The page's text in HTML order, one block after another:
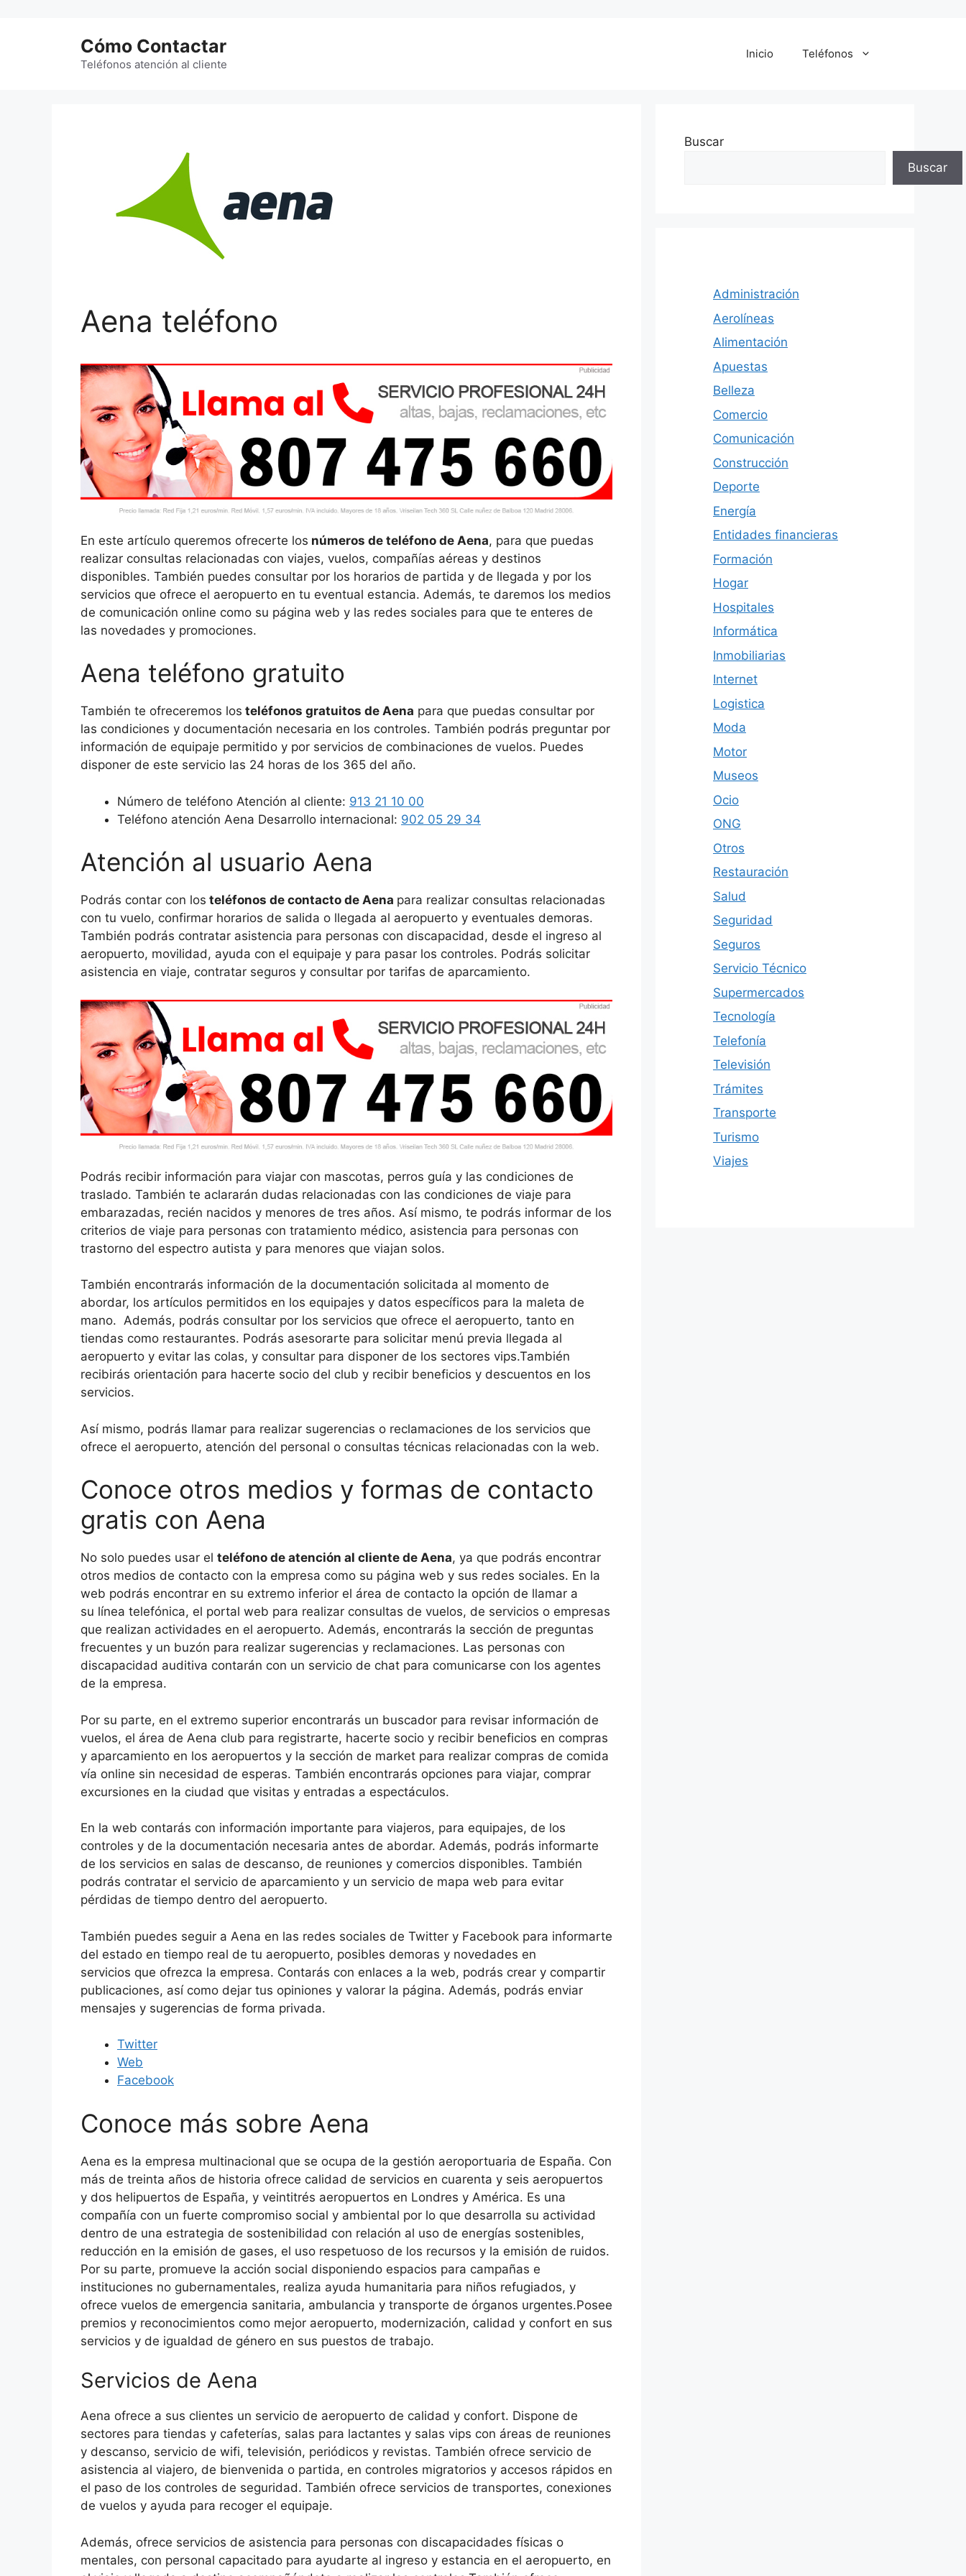
Cómo Contactar
Teléfonos atención al cliente
Inicio Teléfonos
Aena teléfono
En este artículo queremos ofrecerte los números de teléfono de Aena, para que puedas
realizar consultas relacionadas con viajes, vuelos, compañías aéreas y destinos
disponibles. También puedes consultar por los horarios de partida y de llegada y por los
servicios que ofrece el aeropuerto en tu eventual estancia. Además, te daremos los medios
de comunicación online como su página web y las redes sociales para que te enteres de
las novedades y promociones.
Aena teléfono gratuito
También te ofreceremos los teléfonos gratuitos de Aena para que puedas consultar por
las condiciones y documentación necesaria en los controles. También podrás preguntar por
información de equipaje permitido y por servicios de combinaciones de vuelos. Puedes
disponer de este servicio las 24 horas de los 365 del año.
Número de teléfono Atención al cliente: 913 21 10 00
Teléfono atención Aena Desarrollo internacional: 902 05 29 34
Atención al usuario Aena
Podrás contar con los teléfonos de contacto de Aena para realizar consultas relacionadas
con tu vuelo, confirmar horarios de salida o llegada al aeropuerto y eventuales demoras.
También podrás contratar asistencia para personas con discapacidad, desde el ingreso al
aeropuerto, movilidad, ayuda con el equipaje y para pasar los controles. Podrás solicitar
asistencia en viaje, contratar seguros y consultar por tarifas de aparcamiento.
Podrás recibir información para viajar con mascotas, perros guía y las condiciones de
traslado. También te aclararán dudas relacionadas con las condiciones de viaje para
embarazadas, recién nacidos y menores de tres años. Así mismo, te podrás informar de los
criterios de viaje para personas con tratamiento médico, asistencia para personas con
trastorno del espectro autista y para menores que viajan solos.
También encontrarás información de la documentación solicitada al momento de
abordar, los artículos permitidos en los equipajes y datos específicos para la maleta de
mano. Además, podrás consultar por los servicios que ofrece el aeropuerto, tanto en
tiendas como restaurantes. Podrás asesorarte para solicitar menú previa llegada al
aeropuerto y evitar las colas, y consultar para disponer de los sectores vips.También
recibirás orientación para hacerte socio del club y recibir beneficios y descuentos en los
servicios.
Así mismo, podrás llamar para realizar sugerencias o reclamaciones de los servicios que
ofrece el aeropuerto, atención del personal o consultas técnicas relacionadas con la web.
Conoce otros medios y formas de contacto
gratis con Aena
No solo puedes usar el teléfono de atención al cliente de Aena, ya que podrás encontrar
otros medios de contacto con la empresa como su página web y sus redes sociales. En la
web podrás encontrar en su extremo inferior el área de contacto la opción de llamar a
su línea telefónica, el portal web para realizar consultas de vuelos, de servicios o empresas
que realizan actividades en el aeropuerto. Además, encontrarás la sección de preguntas
frecuentes y un buzón para realizar sugerencias y reclamaciones. Las personas con
discapacidad auditiva contarán con un servicio de chat para comunicarse con los agentes
de la empresa.
Por su parte, en el extremo superior encontrarás un buscador para revisar información de
vuelos, el área de Aena club para registrarte, hacerte socio y recibir beneficios en compras
y aparcamiento en los aeropuertos y la sección de market para realizar compras de comida
vía online sin necesidad de esperas. También encontrarás opciones para viajar, comprar
excursiones en la ciudad que visitas y entradas a espectáculos.
En la web contarás con información importante para viajeros, para equipajes, de los
controles y de la documentación necesaria antes de abordar. Además, podrás informarte
de los servicios en salas de descanso, de reuniones y comercios disponibles. También
podrás contratar el servicio de aparcamiento y un servicio de mapa web para evitar
pérdidas de tiempo dentro del aeropuerto.
También puedes seguir a Aena en las redes sociales de Twitter y Facebook para informarte
del estado en tiempo real de tu aeropuerto, posibles demoras y novedades en
servicios que ofrezca la empresa. Contarás con enlaces a la web, podrás crear y compartir
publicaciones, así como dejar tus opiniones y valorar la página. Además, podrás enviar
mensajes y sugerencias de forma privada.
Twitter
Web
Facebook
Conoce más sobre Aena
Aena es la empresa multinacional que se ocupa de la gestión aeroportuaria de España. Con
más de treinta años de historia ofrece calidad de servicios en cuarenta y seis aeropuertos
y dos helipuertos de España, y veintitrés aeropuertos en Londres y América. Es una
compañía con un fuerte compromiso social y ambiental por lo que desarrolla su actividad
dentro de una estrategia de sostenibilidad con relación al uso de energías sostenibles,
reducción en la emisión de gases, el uso respetuoso de los recursos y la emisión de ruidos.
Por su parte, promueve la acción social disponiendo espacios para campañas e
instituciones no gubernamentales, realiza ayuda humanitaria para niños refugiados, y
ofrece vuelos de emergencia sanitaria, ambulancia y transporte de órganos urgentes.Posee
premios y reconocimientos como mejor aeropuerto, modernización, calidad y confort en sus
servicios y de igualdad de género en sus puestos de trabajo.
Servicios de Aena
Aena ofrece a sus clientes un servicio de aeropuerto de calidad y confort. Dispone de
sectores para tiendas y cafeterías, salas para lactantes y salas vips con áreas de reuniones
y descanso, servicio de wifi, televisión, periódicos y revistas. También ofrece servicio de
asistencia al viajero, de bienvenida o partida, en controles migratorios y accesos rápidos en
el paso de los controles de seguridad. También ofrece servicios de transportes, conexiones
de vuelos y ayuda para recoger el equipaje.
Además, ofrece servicios de asistencia para personas con discapacidades físicas o
mentales, con personal capacitado para ayudarte al ingreso y estancia en el aeropuerto, en
Buscar
Buscar
Administración
Aerolíneas
Alimentación
Apuestas
Belleza
Comercio
Comunicación
Construcción
Deporte
Energía
Entidades financieras
Formación
Hogar
Hospitales
Informática
Inmobiliarias
Internet
Logistica
Moda
Motor
Museos
Ocio
ONG
Otros
Restauración
Salud
Seguridad
Seguros
Servicio Técnico
Supermercados
Tecnología
Telefonía
Televisión
Trámites
Transporte
Turismo
Viajes